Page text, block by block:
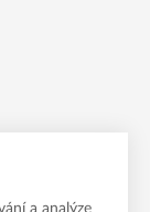
a analýze